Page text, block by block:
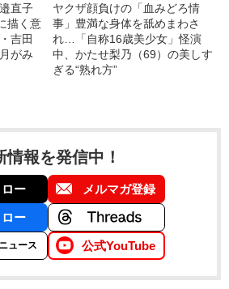
直子
描く意
吉田
がみ
ヤクザ顔負けの「血みどろ情
事」豊満な身体を舐めまわさ
れ…「自称16歳美少女」怪演
中、かたせ梨乃（69）の美しす
ぎる“熟れ方”
情報を発信中！
ー メルマガ登録
ー
ュース 公式YouTube